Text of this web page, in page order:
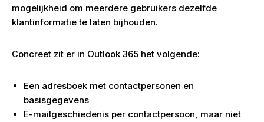
mogelijkheid om meerdere gebruikers dezelfde
klantinformatie te laten bijhouden.
Concreet zit er in Outlook 365 het volgende:
Een adresboek met contactpersonen en
basisgegevens
E-mailgeschiedenis per contactpersoon, maar niet